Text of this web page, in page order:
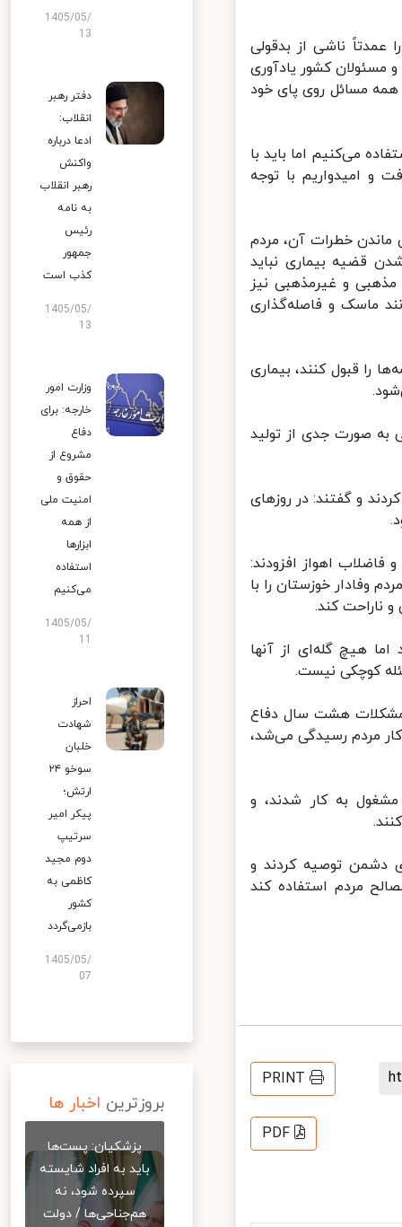
ناشی از بدقولی
کشور یادآوری
مسائل روی پای خود
می‌کنیم اما باید با
امیدواریم با توجه
خطرات آن، مردم
قضیه بیماری نباید
و غیرمذهبی نیز
ماسک و فاصله‌گذاری
قبول کنند، بیماری
صورت جدی از تولید
و گفتند: در روزهای
اهواز افزودند:
خوزستان را با
کند.
هیچ گله‌ای از آنها
کوچکی نیست.
مشکلات هشت سال دفاع
مردم رسیدگی می‌شد،
به کار شدند، و
توصیه کردند و
مردم استفاده کند
PRINT
PDF
1405/05/
13
دفتر رهبر
انقلاب:
ادعا درباره
واکنش
رهبر انقلاب
به نامه
رئیس
جمهور
کذب است
1405/05/
13
وزارت امور
خارجه: برای
دفاع
مشروع از
حقوق و
امنیت ملی
از همه
ابزارها
استفاده
می‌کنیم
1405/05/
احراز
شهادت
خلبان
سوخو ۲۴
ارتش؛
پیکر امیر
سرتیپ
دوم مجید
کاظمی به
کشور
بازمی‌گردد
1405/05/
07
بروزترین اخبار ها
پزشکیان: پست‌ها
باید به افراد شایسته
سپرده شود، نه
هم‌جناحی‌ها / دولت